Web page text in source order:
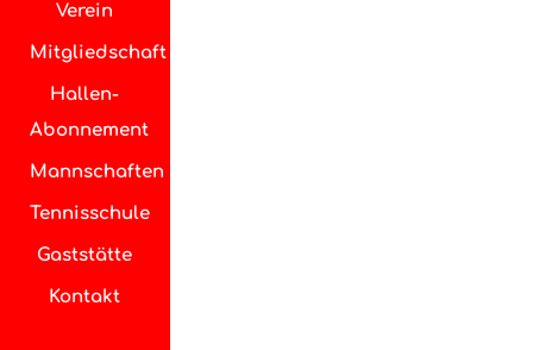
Verein
Mitgliedschaft
Hallen-
Abonnement
Mannschaften
Tennisschule
Gaststätte
Kontakt